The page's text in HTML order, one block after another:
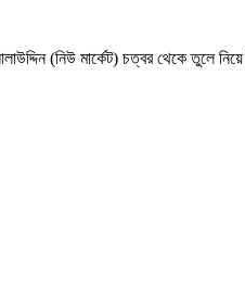
(নিউ মার্কেট) চত্বর থেকে তুলে